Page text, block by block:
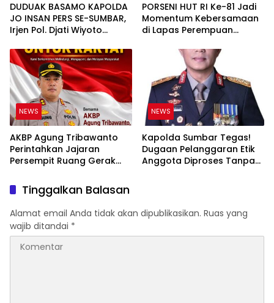
DUDUAK BASAMO KAPOLDA
JO INSAN PERS SE-SUMBAR,
Irjen Pol. Djati Wiyoto
Ruang bagi Pelanggar
Hukum di Internal Polri
PORSENI HUT RI Ke-81 Jadi
Momentum Kebersamaan
di Lapas Perempuan
NEWS
AKBP Agung Tribawanto
Perintahkan Jajaran
Persempit Ruang Gerak
Pasaman Barat
NEWS
Kapolda Sumbar Tegas!
Dugaan Pelanggaran Etik
Anggota Diproses Tanpa
Tinggalkan Balasan
Alamat email Anda tidak akan dipublikasikan. Ruas yang
wajib ditandai *